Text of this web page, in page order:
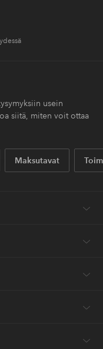
usein
siitä, miten voit ottaa
Maksutavat